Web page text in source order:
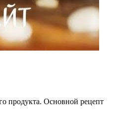
продукта. Основной рецепт